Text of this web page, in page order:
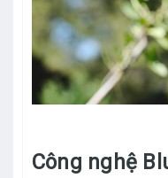
Công nghệ